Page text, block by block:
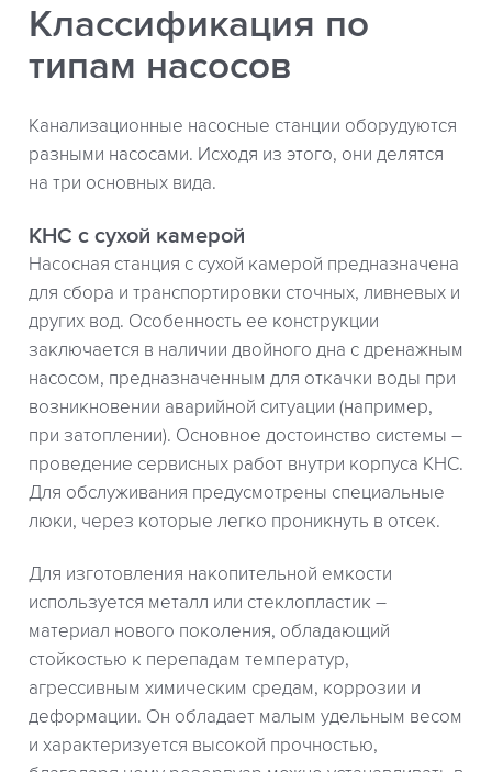
Классификация по
типам насосов
Канализационные насосные станции оборудуются
разными насосами. Исходя из этого, они делятся
на три основных вида.
КНС с сухой камерой
Насосная станция с сухой камерой предназначена
для сбора и транспортировки сточных, ливневых и
других вод. Особенность ее конструкции
заключается в наличии двойного дна с дренажным
насосом, предназначенным для откачки воды при
возникновении аварийной ситуации (например,
при затоплении). Основное достоинство системы –
проведение сервисных работ внутри корпуса КНС.
Для обслуживания предусмотрены специальные
люки, через которые легко проникнуть в отсек.
Для изготовления накопительной емкости
используется металл или стеклопластик –
материал нового поколения, обладающий
стойкостью к перепадам температур,
агрессивным химическим средам, коррозии и
деформации. Он обладает малым удельным весом
и характеризуется высокой прочностью,